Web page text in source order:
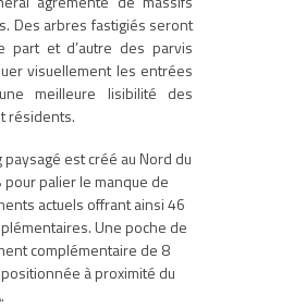
Des arbres fastigiés seront
part et d’autre des parvis
visuellement les entrées
meilleure lisibilité des
résidents.
est créé au Nord du
pour palier le manque de
actuels offrant ainsi 46
Une poche de
complémentaire de 8
à proximité du